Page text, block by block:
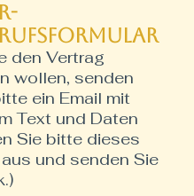
den Vertrag
wollen, senden
ein Email mit
Text und Daten
Sie bitte dieses
und senden Sie